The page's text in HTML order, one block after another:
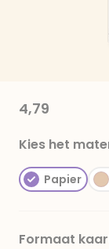
4,79
Kies het
Papier
Formaat